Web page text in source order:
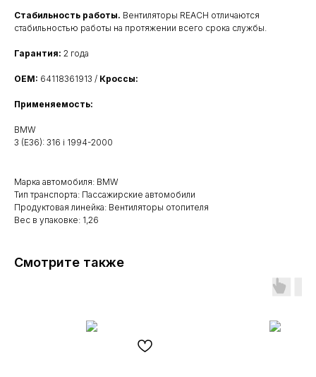
Стабильность работы. Вентиляторы REACH отличаются
стабильностью работы на протяжении всего срока службы.
Гарантия: 2 года
OEM: 64118361913 / Кроссы:
Применяемость:
BMW
3 (E36): 316 i 1994-2000
Марка автомобиля: BMW
Тип транспорта: Пассажирские автомобили
Продуктовая линейка: Вентиляторы отопителя
Вес в упаковке: 1,26
Смотрите также